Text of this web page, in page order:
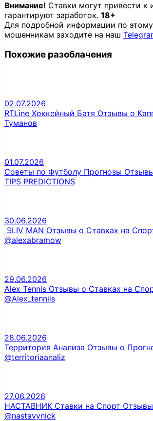
Внимание! Ставки могут привести к
гарантируют заработок. 18+
Для подробной информации по
мошенникам заходите на наш
Похожие разоблачения
02.07.2026
RTLine Хоккейный Батя Отзывы о
Туманов
01.07.2026
Советы по Футболу Прогнозы
TIPS PREDICTIONS
30.06.2026
SLIV MAN Отзывы о Ставках на
@alexabramow
29.06.2026
Alex Tennis Отзывы о Ставках на
@Alex_tenniis
28.06.2026
Территория Анализа Отзывы о
@territoriaanaliz
27.06.2026
НАСТАВНИК Ставки на Спорт
@nastavynick